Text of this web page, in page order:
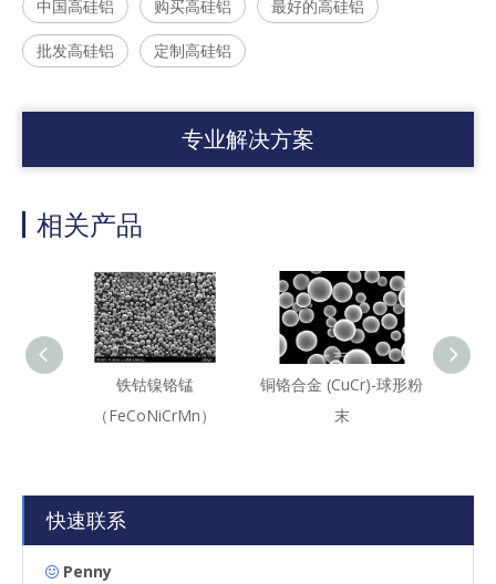
中国高硅铝 购买高硅铝 最好的高硅铝
批发高硅铝 定制高硅铝
专业解决方案
相关产品
铁钴镍铬锰
（FeCoNiCrMn）
铜铬合金 (CuCr)-球形粉
末
快速联系
 Penny